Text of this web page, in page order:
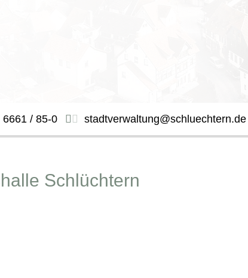
6661 / 85-0 stadtverwaltung@schluechtern.de
Schlüchtern